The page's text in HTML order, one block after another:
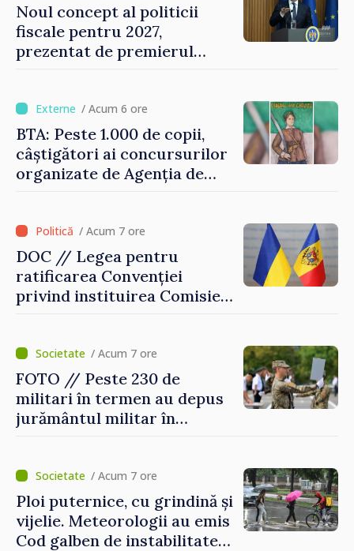
Noul concept al politicii
fiscale pentru 2027,
prezentat de premierul
investițiile, taxăm viciile și
echilibrăm taxarea
consumului”
/ Acum 6 ore
BTA: Peste 1.000 de copii,
câștigători ai concursurilor
organizate de Agenția de
/ Acum 7 ore
DOC // Legea pentru
ratificarea Convenției
privind instituirea Comisiei
Monitorul Oficial
/ Acum 7 ore
FOTO // Peste 230 de
militari în termen au depus
jurământul militar în
/ Acum 7 ore
Ploi puternice, cu grindină și
vijelie. Meteorologii au emis
Cod galben de instabilitate